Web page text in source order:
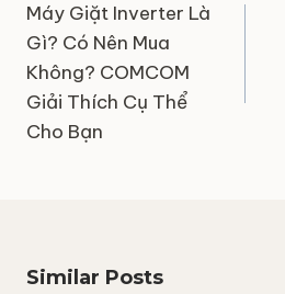
bài
viết
Máy Giặt Inverter Là
Gì? Có Nên Mua
Không? COMCOM
Giải Thích Cụ Thể
Cho Bạn
Similar Posts